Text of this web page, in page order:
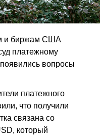
и биржам США
платежному
вопросы
платежного
что получили
связана со
который